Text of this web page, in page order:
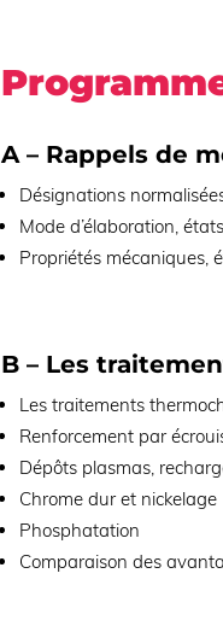
A – Rappels de
Désignations
Mode d’élaboration,
Propriétés mécaniques,
B – Les
Les traitements
Renforcement par
Dépôts plasmas,
Chrome dur et nickelage
Phosphatation
Comparaison des